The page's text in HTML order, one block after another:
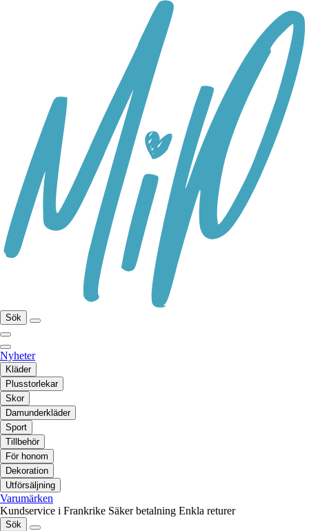
Sök
Nyheter
Kläder
Plusstorlekar
Skor
Damunderkläder
Sport
Tillbehör
För honom
Dekoration
Utförsäljning
Varumärken
Kundservice i Frankrike Säker betalning Enkla returer
Sök